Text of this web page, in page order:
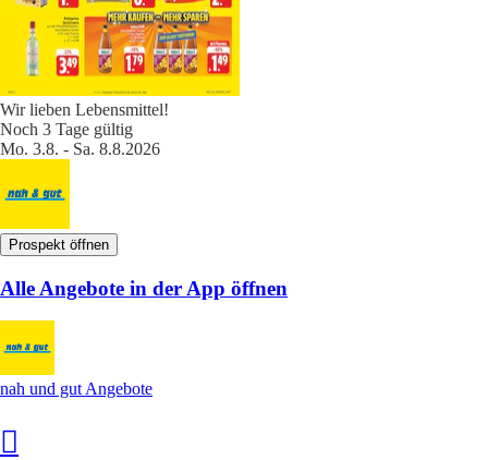
Wir lieben Lebensmittel!
Noch 3 Tage gültig
Mo. 3.8. - Sa. 8.8.2026
Prospekt öffnen
Alle Angebote in der App öffnen
nah und gut Angebote